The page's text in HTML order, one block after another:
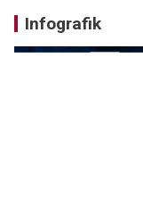
Infografik